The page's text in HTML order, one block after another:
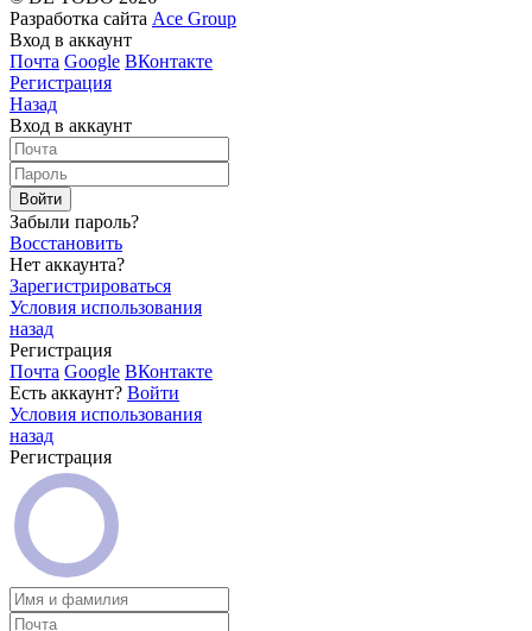
Разработка сайта Ace Group
Вход в аккаунт
Почта Google ВКонтакте
Регистрация
Назад
Вход в аккаунт
Войти
Забыли пароль?
Восстановить
Нет аккаунта?
Зарегистрироваться
Условия использования
назад
Регистрация
Почта Google ВКонтакте
Есть аккаунт? Войти
Условия использования
назад
Регистрация